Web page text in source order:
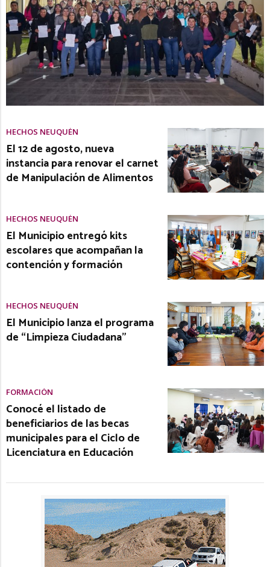
HECHOS NEUQUÉN
El 12 de agosto, nueva
instancia para renovar el carnet
de Manipulación de Alimentos
HECHOS NEUQUÉN
El Municipio entregó kits
escolares que acompañan la
contención y formación
HECHOS NEUQUÉN
El Municipio lanza el programa
de “Limpieza Ciudadana”
FORMACIÓN
Conocé el listado de
beneficiarios de las becas
municipales para el Ciclo de
Licenciatura en Educación